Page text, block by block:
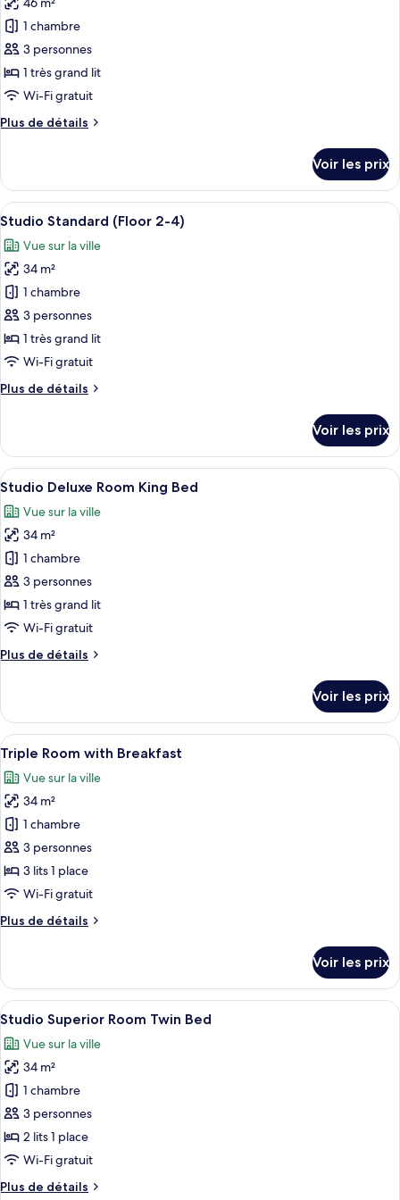
Deluxe
photos
pour
ce
type
de
chambre :
One
1 chambre
3 personnes
1 très grand lit
Wi-Fi gratuit
Plus de détails
Plus
le
type
de
One
Bedroom
Deluxe
Voir les prix
Afficher
toutes
les
photos
pour
ce
type
de
chambre :
Studio
2-
4)
Une chambre d’hôtel moderne
22
Studio Standard (Floor 2-4)
Vue sur la ville
34 m²
1 chambre
3 personnes
1 très grand lit
Wi-Fi gratuit
Plus de détails
Plus
le
type
de
Studio
Standard
(Floor
2-
4)
Voir les prix
Afficher
toutes
les
photos
pour
ce
type
de
chambre :
Studio
King
Bed
Une chambre d’hôtel moderne,
22
Studio Deluxe Room King Bed
Vue sur la ville
34 m²
1 chambre
3 personnes
1 très grand lit
Wi-Fi gratuit
Plus de détails
Plus
le
type
de
chambre
Studio
Deluxe
Room
King
Bed
Voir les prix
Afficher
toutes
les
photos
pour
ce
type
de
chambre :
Triple
Breakfast
Une chambre d’hôtel avec deux lits,
20
Triple Room with Breakfast
Vue sur la ville
34 m²
1 chambre
3 personnes
3 lits 1 place
Wi-Fi gratuit
Plus de détails
Plus
le
type
de
Triple
Room
with
Breakfast
Voir les prix
Afficher
toutes
les
photos
pour
ce
type
de
chambre :
Studio
Une chambre d’hôtel avec deux lits,
8
Studio Superior Room Twin Bed
Vue sur la ville
34 m²
1 chambre
3 personnes
2 lits 1 place
Wi-Fi gratuit
Plus de détails
Plus